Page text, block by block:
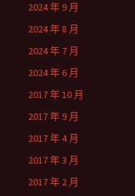
2024 年 9 月
2024 年 8 月
2024 年 7 月
2024 年 6 月
2017 年 10 月
2017 年 9 月
2017 年 4 月
2017 年 3 月
2017 年 2 月